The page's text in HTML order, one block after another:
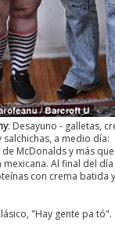
: Desayuno - galletas,
salchichas, a medio día:
McDonalds y más
Al final del día
con crema batida
"Hay gente pa tó".